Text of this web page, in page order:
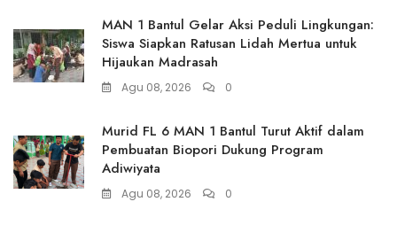
MAN 1 Bantul Gelar Aksi Peduli Lingkungan:
Siswa Siapkan Ratusan Lidah Mertua untuk
Hijaukan Madrasah
Agu 08, 2026 0
Murid FL 6 MAN 1 Bantul Turut Aktif dalam
Pembuatan Biopori Dukung Program
Adiwiyata
Agu 08, 2026 0